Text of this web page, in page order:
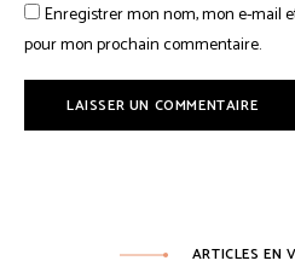
Enregistrer mon nom, mon e-mail
pour mon prochain commentaire.
ARTICLES EN